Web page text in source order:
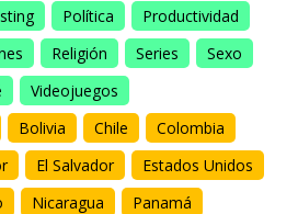
Política
Productividad
Religión Series
Sexo
Videojuegos
Bolivia Chile
Colombia
El Salvador
Estados Unidos
Nicaragua
Panamá